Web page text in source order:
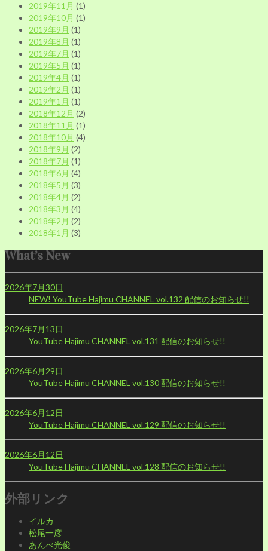
2019年11月 (1)
2019年10月 (1)
2019年9月 (1)
2019年8月 (1)
2019年7月 (1)
2019年5月 (1)
2019年4月 (1)
2019年2月 (1)
2019年1月 (1)
2018年12月 (2)
2018年11月 (1)
2018年10月 (4)
2018年9月 (2)
2018年7月 (1)
2018年6月 (4)
2018年5月 (3)
2018年4月 (2)
2018年3月 (4)
2018年2月 (2)
2018年1月 (3)
What’s New
2026年7月30日
NEW! YouTube Hajimu CHANNEL vol.132 配信のお知らせ!!
2026年7月13日
YouTube Hajimu CHANNEL vol.131 配信のお知らせ!!
2026年6月29日
YouTube Hajimu CHANNEL vol.130 配信のお知らせ!!
2026年6月12日
YouTube Hajimu CHANNEL vol.129 配信のお知らせ!!
2026年6月12日
YouTube Hajimu CHANNEL vol.128 配信のお知らせ!!
外部リンク
イルカ
松尾一彦
あんべ光俊